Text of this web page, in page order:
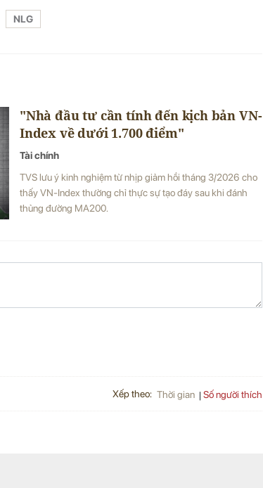
NLG
"Nhà đầu tư cần tính đến kịch bản VN-
Index về dưới 1.700 điểm"
Tài chính
TVS lưu ý kinh nghiệm từ nhịp giảm hồi tháng 3/2026 cho
thấy VN-Index thường chỉ thực sự tạo đáy sau khi đánh
thủng đường MA200.
Xếp theo: Thời gian Số người thích